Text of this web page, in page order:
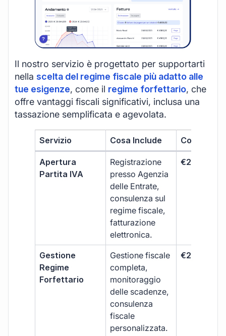
Il nostro servizio è progettato per supportarti
nella scelta del regime fiscale più adatto alle
tue esigenze, come il regime forfettario, che
offre vantaggi fiscali significativi, inclusa una
tassazione semplificata e agevolata.
Servizio Cosa Include Costo
Apertura
Partita IVA
Registrazione
presso Agenzia
delle Entrate,
consulenza sul
regime fiscale,
fatturazione
elettronica.
€264 +
Gestione
Regime
Forfettario
Gestione fiscale
completa,
monitoraggio
delle scadenze,
consulenza
fiscale
personalizzata.
€264 +